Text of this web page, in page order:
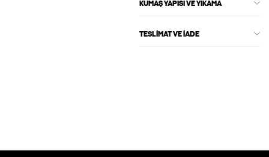
KUMAŞ YAPISI VE YIKAMA
TESLIMAT VE İADE